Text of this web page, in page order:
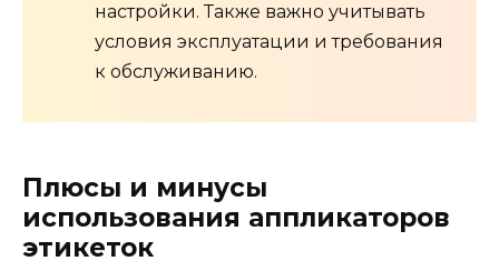
настройки. Также важно учитывать
условия эксплуатации и требования
к обслуживанию.
Плюсы и минусы
использования аппликаторов
этикеток